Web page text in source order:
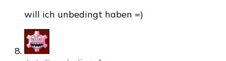
will ich unbedingt haben =)